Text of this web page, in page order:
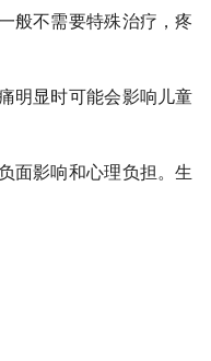
般不需要特殊治疗，疼
明显时可能会影响儿童
面影响和心理负担。生